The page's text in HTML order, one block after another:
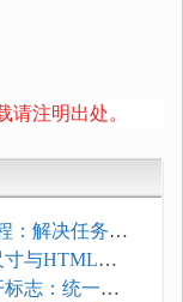
请注明出处。
：解决任务积
寸与HTML添
标志：统一支